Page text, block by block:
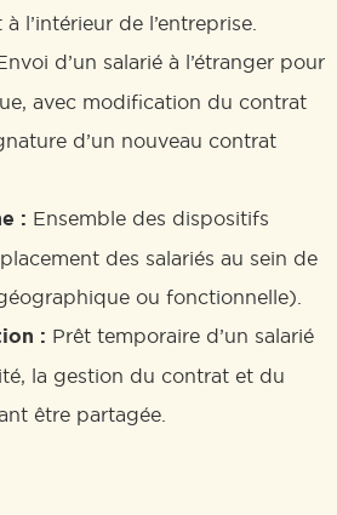
l’intérieur de l’entreprise.
d’un salarié à l’étranger pour
avec modification du contrat
d’un nouveau contrat
: Ensemble des dispositifs
des salariés au sein de
ou fonctionnelle).
: Prêt temporaire d’un salarié
la gestion du contrat et du
être partagée.